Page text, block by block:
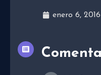
enero 6, 2016